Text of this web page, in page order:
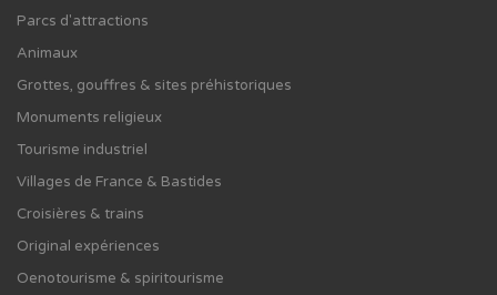
Parcs d'attractions
Animaux
Grottes, gouffres & sites préhistoriques
Monuments religieux
Tourisme industriel
Villages de France & Bastides
Croisières & trains
Original expériences
Oenotourisme & spiritourisme